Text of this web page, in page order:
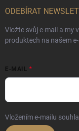
ODEBÍRAT
Vložte svůj e-mail a my
produktech na našem
E-MAIL
Vložením e-mailu